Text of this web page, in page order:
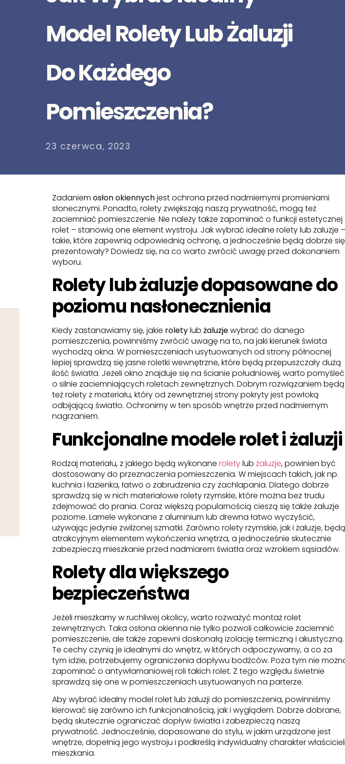
Model Rolety Lub Żaluzji
Do Każdego
Pomieszczenia?
23 czerwca, 2023
Zadaniem osłon okiennychjest ochrona przed nadmiernymi promieniami
słonecznymi. Ponadto, rolety zwiększają naszą prywatność, mogą też
zaciemniać pomieszczenie. Nie należy także zapominać o funkcji estetycznej
rolet – stanowią one element wystroju. Jak wybrać idealne rolety lub żaluzje –
takie, które zapewnią odpowiednią ochronę, a jednocześnie będą dobrze się
prezentowały? Dowiedz się, na co warto zwrócić uwagę przed dokonaniem
wyboru.
Rolety lub żaluzje dopasowane do
poziomu nasłonecznienia
Kiedy zastanawiamy się, jakie roletylub żaluzjewybrać do danego
pomieszczenia, powinniśmy zwrócić uwagę na to, na jaki kierunek świata
wychodzą okna. W pomieszczeniach usytuowanych od strony północnej
lepiej sprawdzą się jasne roletki wewnętrzne, które będą przepuszczały dużą
ilość światła. Jeżeli okno znajduje się na ścianie południowej, warto pomyśleć
o silnie zaciemniających roletach zewnętrznych. Dobrym rozwiązaniem będą
też rolety z materiału, który od zewnętrznej strony pokryty jest powłoką
odbijającą światło. Ochronimy w ten sposób wnętrze przed nadmiernym
nagrzaniem.
Funkcjonalne modele rolet i żaluzji
Rodzaj materiału, z jakiego będą wykonane roletylub żaluzje, powinien być
dostosowany do przeznaczenia pomieszczenia. W miejscach takich, jak np.
kuchnia i łazienka, łatwo o zabrudzenia czy zachlapania. Dlatego dobrze
sprawdzą się w nich materiałowe rolety rzymskie, które można bez trudu
zdejmować do prania. Coraz większą popularnością cieszą się także żaluzje
poziome. Lamele wykonane z aluminium lub drewna łatwo wyczyścić,
używając jedynie zwilżonej szmatki. Zarówno rolety rzymskie, jak i żaluzje, będą
atrakcyjnym elementem wykończenia wnętrza, a jednocześnie skutecznie
zabezpieczą mieszkanie przed nadmiarem światła oraz wzrokiem sąsiadów.
Rolety dla większego
bezpieczeństwa
Jeżeli mieszkamy w ruchliwej okolicy, warto rozważyć montaż rolet
zewnętrznych. Taka osłona okienna nie tylko pozwoli całkowicie zaciemnić
pomieszczenie, ale także zapewni doskonałą izolację termiczną i akustyczną.
Te cechy czynią je idealnymi do wnętrz, w których odpoczywamy, a co za
tym idzie, potrzebujemy ograniczenia dopływu bodźców. Poza tym nie
zapominać o antywłamaniowej roli takich rolet. Z tego względu świetnie
sprawdzą się one w pomieszczeniach usytuowanych na parterze.
Aby wybrać idealny model rolet lub żaluzji do pomieszczenia, powinniśmy
kierować się zarówno ich funkcjonalnością, jak i wyglądem. Dobrze dobrane,
będą skutecznie ograniczać dopływ światła i zabezpieczą naszą
prywatność. Jednocześnie, dopasowane do stylu, w jakim urządzone jest
wnętrze, dopełnią jego wystroju i podkreślą indywidualny charakter właścicieli
mieszkania.